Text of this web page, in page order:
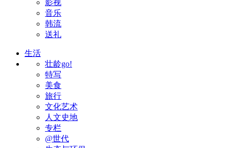
影视
音乐
韩流
送礼
生活
壮龄go!
特写
美食
旅行
文化艺术
人文史地
专栏
@世代